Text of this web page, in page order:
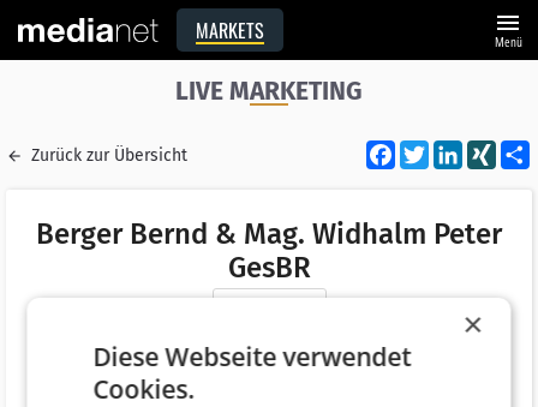
MARKETS menu
Menü
LIVE MARKETING
Zurück zur Übersicht Facebook
Twitter XING
Berger Bernd & Mag. Widhalm Peter
GesBR
Adresse
Strobachgasse 13/17
×
Diese Webseite verwendet
Cookies.